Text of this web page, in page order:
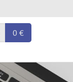
0 €